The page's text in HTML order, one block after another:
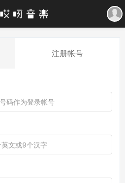
注册帐号